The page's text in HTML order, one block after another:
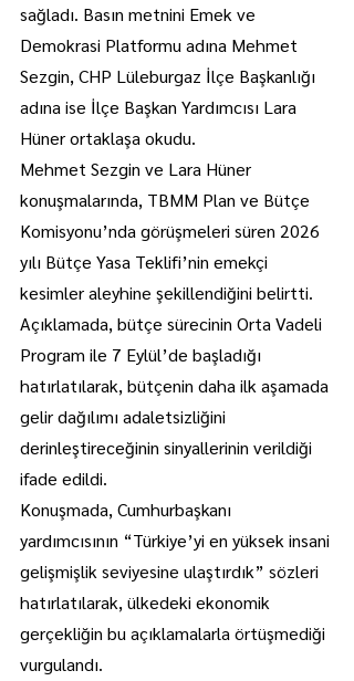
sağladı. Basın metnini Emek ve
Demokrasi Platformu adına Mehmet
Sezgin, CHP Lüleburgaz İlçe Başkanlığı
adına ise İlçe Başkan Yardımcısı Lara
Hüner ortaklaşa okudu.
Mehmet Sezgin ve Lara Hüner
konuşmalarında, TBMM Plan ve Bütçe
Komisyonu’nda görüşmeleri süren 2026
yılı Bütçe Yasa Teklifi’nin emekçi
kesimler aleyhine şekillendiğini belirtti.
Açıklamada, bütçe sürecinin Orta Vadeli
Program ile 7 Eylül’de başladığı
hatırlatılarak, bütçenin daha ilk aşamada
gelir dağılımı adaletsizliğini
derinleştireceğinin sinyallerinin verildiği
ifade edildi.
Konuşmada, Cumhurbaşkanı
yardımcısının “Türkiye’yi en yüksek insani
gelişmişlik seviyesine ulaştırdık” sözleri
hatırlatılarak, ülkedeki ekonomik
gerçekliğin bu açıklamalarla örtüşmediği
vurgulandı.